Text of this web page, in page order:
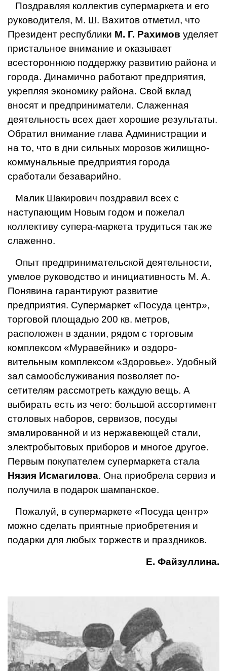
Поздравляя коллектив супермаркета и его
руководителя, М. Ш. Вахитов отметил, что
Президент республики М. Г. Рахимов уделяет
пристальное внимание и оказывает
всестороннюю поддержку развитию района и
города. Динамично работают предприятия,
укрепляя экономику района. Свой вклад
вносят и предприниматели. Слаженная
деятельность всех дает хорошие результаты.
Обратил внимание глава Администрации и
на то, что в дни сильных морозов жилищно-
коммунальные предприятия города
сработали безаварийно.
Малик Шакирович поздравил всех с
наступаю­щим Новым годом и пожелал
коллективу супера-маркета трудиться так же
слаженно.
Опыт предпринимательской деятельнос­ти,
умелое руководство и инициативность М. А.
Понявина гарантируют развитие
предприятия. Супермаркет «Посуда центр»,
торговой площадью 200 кв. мет­ров,
расположен в здании, рядом с торговым
комплексом «Муравейник» и оздоро­
вительным комплексом «Здоровье». Удоб­ный
зал самообслуживания позволяет по­
сетителям рассмотреть каждую вещь. А
выбирать есть из чего: большой ассортимент
столовых наборов, сервизов, посуды
эмалированной и из нержавеющей стали,
электробытовых приборов и многое другое.
Первым покупателем супермаркета стала
Нязия Исмагилова. Она приобрела сервиз и
получила в подарок шампанское.
Пожалуй, в супермаркете «Посуда центр»
можно сделать приятные приобретения и
подарки для любых торжеств и праздников.
Е. Файзуллина.